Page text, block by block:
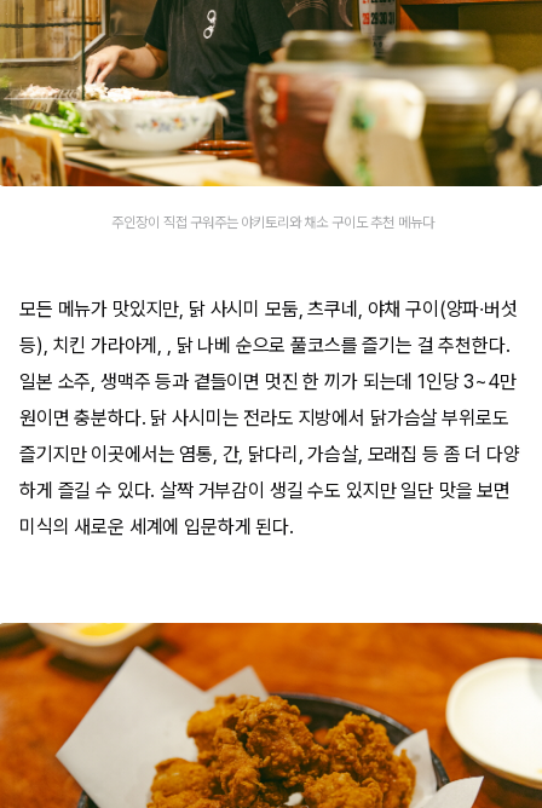
주인장이 직접 구워주는 야키토리와 채소 구이도 추천 메뉴다
모든 메뉴가 맛있지만, 닭 사시미 모둠, 츠쿠네, 야채 구이(양파·버섯
등), 치킨 가라아게, , 닭 나베 순으로 풀코스를 즐기는 걸 추천한다.
일본 소주, 생맥주 등과 곁들이면 멋진 한 끼가 되는데 1인당 3~4만
원이면 충분하다. 닭 사시미는 전라도 지방에서 닭가슴살 부위로도
즐기지만 이곳에서는 염통, 간, 닭다리, 가슴살, 모래집 등 좀 더 다양
하게 즐길 수 있다. 살짝 거부감이 생길 수도 있지만 일단 맛을 보면
미식의 새로운 세계에 입문하게 된다.